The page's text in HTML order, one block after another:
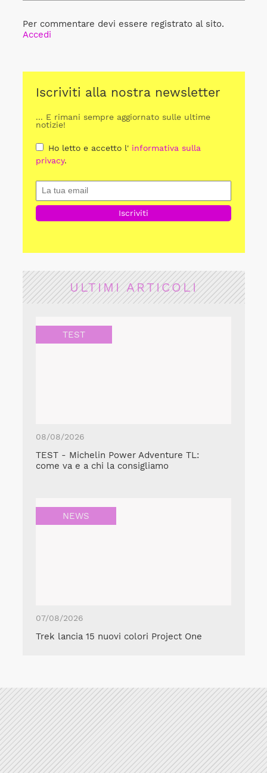
Per commentare devi essere registrato al sito.
Accedi
Iscriviti alla nostra newsletter
... E rimani sempre aggiornato sulle ultime
notizie!
Ho letto e accetto l' informativa sulla
privacy.
ULTIMI ARTICOLI
TEST
08/08/2026
TEST - Michelin Power Adventure TL:
come va e a chi la consigliamo
NEWS
07/08/2026
Trek lancia 15 nuovi colori Project One